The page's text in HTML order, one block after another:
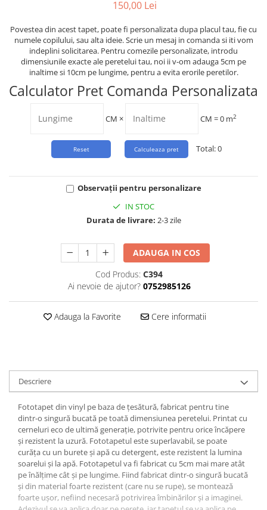
150,00 Lei
Povestea din acest tapet, poate fi personalizata dupa placul tau, fie cu
numele copilului, sau alta ideie. Scrie un mesaj in comanda si iti vom
indeplini solicitarea. Pentru comezile personalizate, introdu
dimensiunile exacte ale peretelui tau, noi ii v-om adauga 5cm pe
inaltime si 10cm pe lungime, pentru a evita erorile peretilor.
Calculator Pret Comanda Personalizata
CM × CM =0 m2
Total:0
Observații pentru personalizare
IN STOC
Durata de livrare: 2-3 zile
ADAUGA IN COS
Cod Produs: C394
Ai nevoie de ajutor? 0752985126
Adauga la Favorite Cere informatii
Descriere
Fototapet din vinyl pe baza de țesătură, fabricat pentru tine
dintr-o singură bucată pe toată dimensiunea peretelui. Printat cu
cerneluri eco de ultimă generație, potrivite pentru orice încăpere
și rezistent la uzură. Fototapetul este superlavabil, se poate
curăța cu un burete și apă cu detergent, este rezistent la lumina
soarelui și la apă. Fototapetul va fi fabricat cu 5cm mai mare atât
pe înălțime cât și pe lungime. Fiind fabricat dintr-o singură bucată
și din material foarte rezistent (care nu se rupe), se montează
foarte ușor, nefiind necesară potrivirea îmbinărilor și a imaginei.